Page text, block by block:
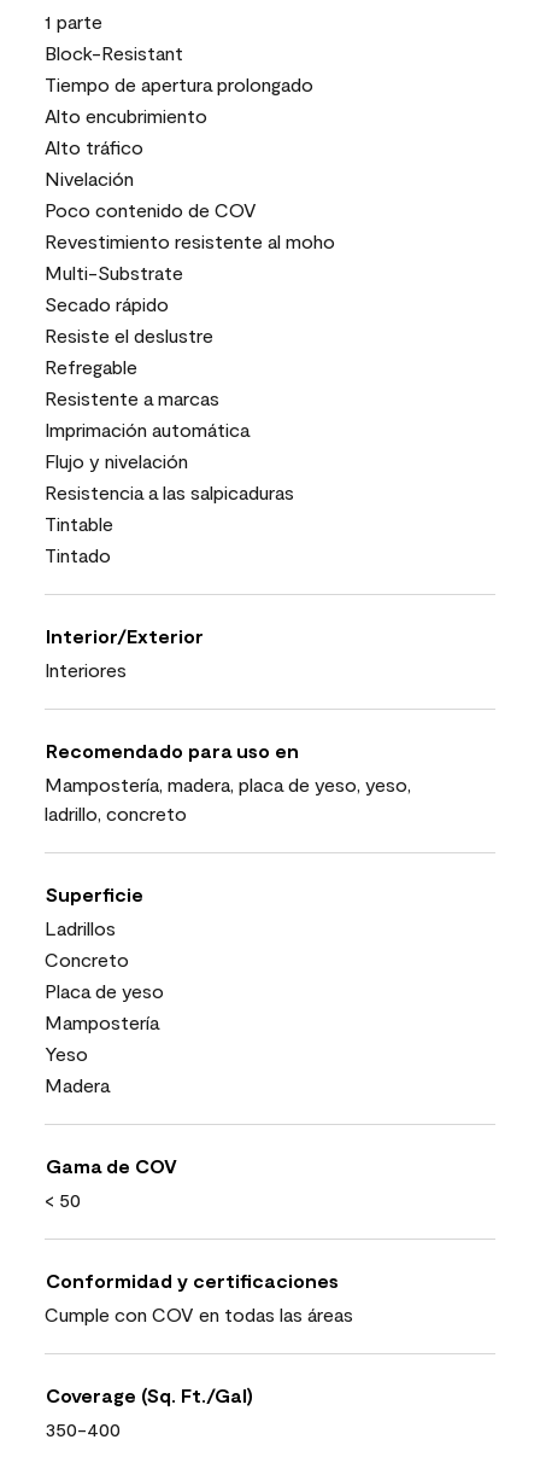
1 parte
Block-Resistant
Tiempo de apertura prolongado
Alto encubrimiento
Alto tráfico
Nivelación
Poco contenido de COV
Revestimiento resistente al moho
Multi-Substrate
Secado rápido
Resiste el deslustre
Refregable
Resistente a marcas
Imprimación automática
Flujo y nivelación
Resistencia a las salpicaduras
Tintable
Tintado
Interior/Exterior
Interiores
Recomendado para uso en
Mampostería, madera, placa de yeso, yeso,
ladrillo, concreto
Superficie
Ladrillos
Concreto
Placa de yeso
Mampostería
Yeso
Madera
Gama de COV
< 50
Conformidad y certificaciones
Cumple con COV en todas las áreas
Coverage (Sq. Ft./Gal)
350-400